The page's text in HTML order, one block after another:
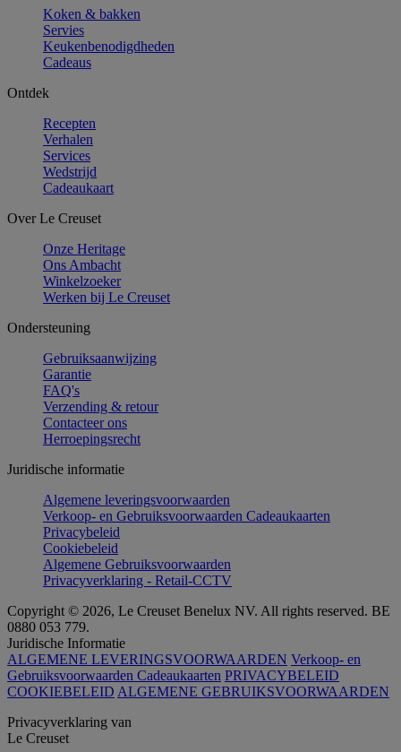
Koken & bakken
Servies
Keukenbenodigdheden
Cadeaus
Ontdek
Recepten
Verhalen
Services
Wedstrijd
Cadeaukaart
Over Le Creuset
Onze Heritage
Ons Ambacht
Winkelzoeker
Werken bij Le Creuset
Ondersteuning
Gebruiksaanwijzing
Garantie
FAQ's
Verzending & retour
Contacteer ons
Herroepingsrecht
Juridische informatie
Algemene leveringsvoorwaarden
Verkoop- en Gebruiksvoorwaarden Cadeaukaarten
Privacybeleid
Cookiebeleid
Algemene Gebruiksvoorwaarden
Privacyverklaring - Retail-CCTV
Copyright © 2026, Le Creuset Benelux NV. All rights reserved. BE
0880 053 779.
Juridische Informatie
ALGEMENE LEVERINGSVOORWAARDEN Verkoop- en
Gebruiksvoorwaarden Cadeaukaarten PRIVACYBELEID
COOKIEBELEID ALGEMENE GEBRUIKSVOORWAARDEN
Privacyverklaring van
Le Creuset